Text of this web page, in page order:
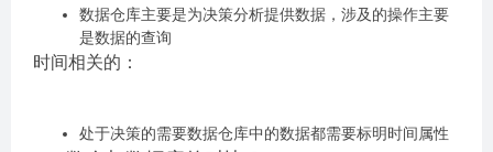
数据仓库主要是为决策分析提供数据，涉及的操作主要
是数据的查询
时间相关的：
处于决策的需要数据仓库中的数据都需要标明时间属性